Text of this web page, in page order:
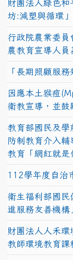
財團法人綠色
坊:減塑與循環」
行政院農業委
農教育宣導人員
「長期照顧服務
因應本土猴痘
衛教宣導，並鼓
教育部國民及
防制教育介入輔
教育「網紅就是
112學年度自治
衛生福利部國民
進服務友善機構
財團法人人禾環
教師環境教育課